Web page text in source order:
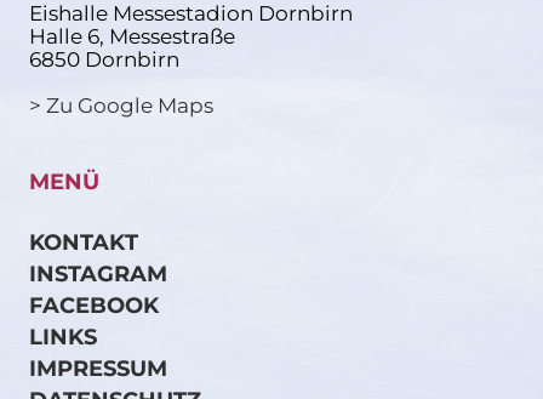
Eishalle Messestadion Dornbirn
Halle 6, Messestraße
6850 Dornbirn
> Zu Google Maps
MENÜ
KONTAKT
INSTAGRAM
FACEBOOK
LINKS
IMPRESSUM